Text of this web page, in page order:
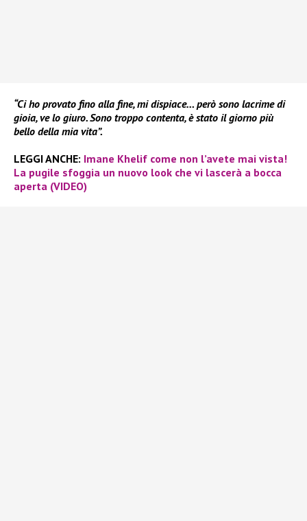
“Ci ho provato fino alla fine, mi dispiace… però sono lacrime di
gioia, ve lo giuro. Sono troppo contenta, è stato il giorno più
bello della mia vita”.
LEGGI ANCHE: Imane Khelif come non l’avete mai vista!
La pugile sfoggia un nuovo look che vi lascerà a bocca
aperta (VIDEO)